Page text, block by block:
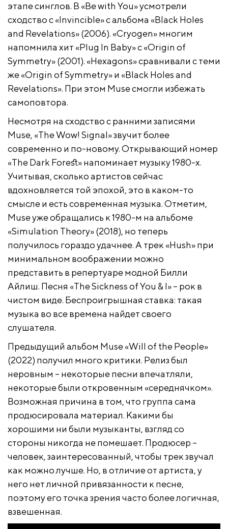
этапе синглов. В «Be with You» усмотрели
сходство с «Invincible» с альбома «Black Holes
and Revelations» (2006). «Cryogen» многим
напомнила хит «Plug In Baby» с «Origin of
Symmetry» (2001). «Hexagons» сравнивали с теми
же «Origin of Symmetry» и «Black Holes and
Revelations». При этом Muse смогли избежать
самоповтора.
Несмотря на сходство с ранними записями
Muse, «The Wow! Signal» звучит более
современно и по-новому. Открывающий номер
«The Dark Forest» напоминает музыку 1980-х.
Учитывая, сколько артистов сейчас
вдохновляется той эпохой, это в каком-то
смысле и есть современная музыка. Отметим,
Muse уже обращались к 1980-м на альбоме
«Simulation Theory» (2018), но теперь
получилось гораздо удачнее. А трек «Hush» при
минимальном воображении можно
представить в репертуаре модной Билли
Айлиш. Песня «The Sickness of You & I» – рок в
чистом виде. Беспроигрышная ставка: такая
музыка во все времена найдет своего
слушателя.
Предыдущий альбом Muse «Will of the People»
(2022) получил много критики. Релиз был
неровным – некоторые песни впечатляли,
некоторые были откровенным «середнячком».
Возможная причина в том, что группа сама
продюсировала материал. Какими бы
хорошими ни были музыканты, взгляд со
стороны никогда не помешает. Продюсер –
человек, заинтересованный, чтобы трек звучал
как можно лучше. Но, в отличие от артиста, у
него нет личной привязанности к песне,
поэтому его точка зрения часто более логичная,
взвешенная.